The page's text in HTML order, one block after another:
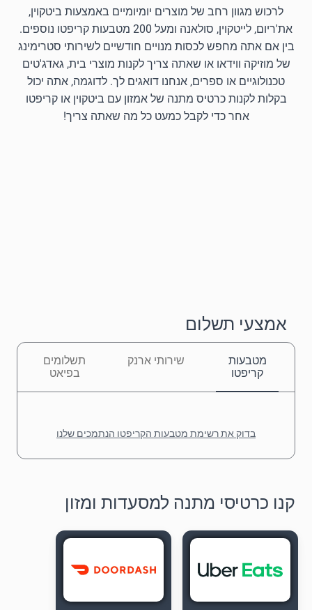
לרכוש מגוון רחב של מוצרים יומיומיים באמצעות ביטקוין,
את'ריום, לייטקוין, סולאנה ומעל 200 מטבעות קריפטו נוספים.
בין אם אתה מחפש לכסות מנויים חודשיים לשירותי סטרימינג
של מוזיקה ווידאו או שאתה צריך לקנות מוצרי בית, גאדג'טים
טכנולוגיים או ספרים, אנחנו דואגים לך. לדוגמה, אתה יכול
בקלות לקנות כרטיס מתנה של אמזון עם ביטקוין או קריפטו
אחר כדי לקבל כמעט כל מה שאתה צריך!
אמצעי תשלום
מטבעות
קריפטו
שירותי ארנק
תשלומים
בפיאט
בדוק את רשימת מטבעות הקריפטו הנתמכים שלנו
קנו כרטיסי מתנה למסעדות ומזון